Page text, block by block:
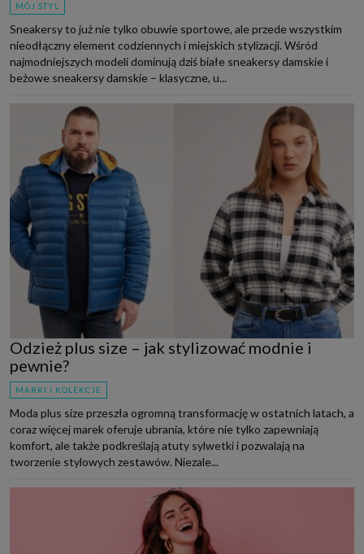
MÓJ STYL
Sneakersy to już nie tylko obuwie sportowe, ale przede wszystkim
nieodłączny element codziennych i miejskich stylizacji. Wśród
najmodniejszych modeli dominują dziś białe sneakersy damskie i
beżowe sneakersy damskie – klasyczne, u...
Odzież plus size – jak stylizować modnie i
pewnie?
MARKI I KOLEKCJE
Moda plus size przeszła ogromną transformację w ostatnich latach, a
coraz więcej marek oferuje ubrania, które nie tylko zapewniają
komfort, ale także podkreślają atuty sylwetki i pozwalają na
tworzenie stylowych zestawów. Niezale...